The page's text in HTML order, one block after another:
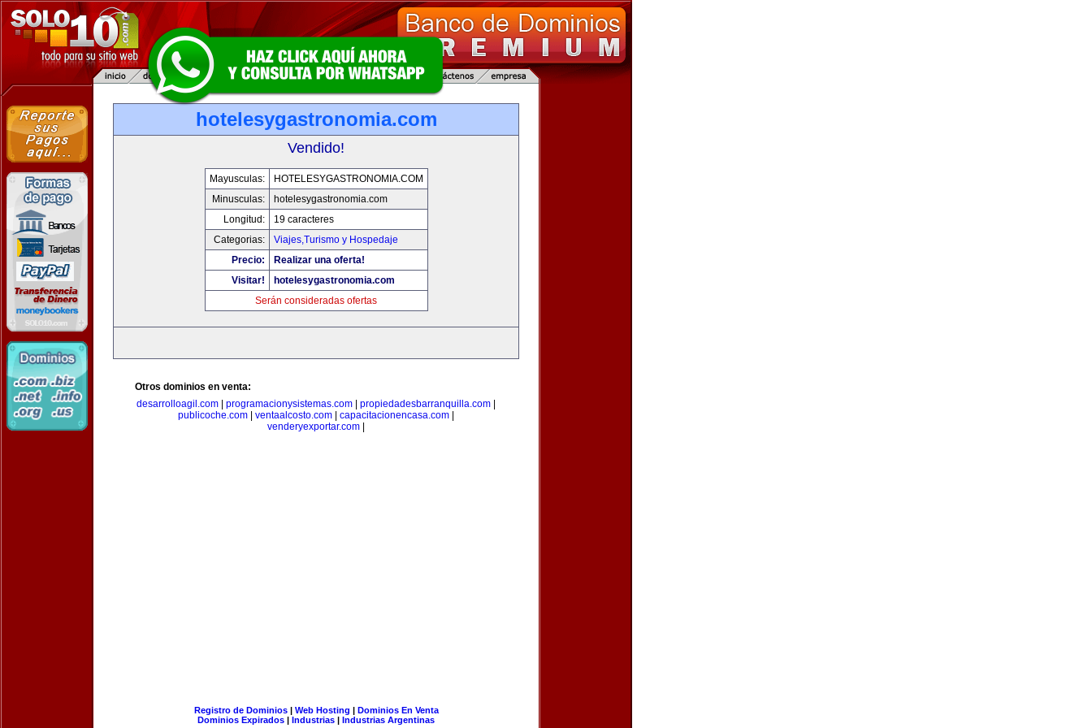
hotelesygastronomia.com
Vendido!
Mayusculas:
HOTELESYGASTRONOMIA.COM
Minusculas:
hotelesygastronomia.com
Longitud:
19 caracteres
Categorias:
Viajes,Turismo y Hospedaje
Precio:
Realizar una oferta!
Visitar!
hotelesygastronomia.com
Serán consideradas ofertas
Otros dominios en venta:
desarrolloagil.com
programacionysistemas.com propiedadesbarranquilla.com
publicoche.com
ventaalcosto.com capacitacionencasa.com
venderyexportar.com
Registro de Dominios| Web Hosting | Dominios En Venta
Dominios Expirados | Industrias | Industrias Argentinas